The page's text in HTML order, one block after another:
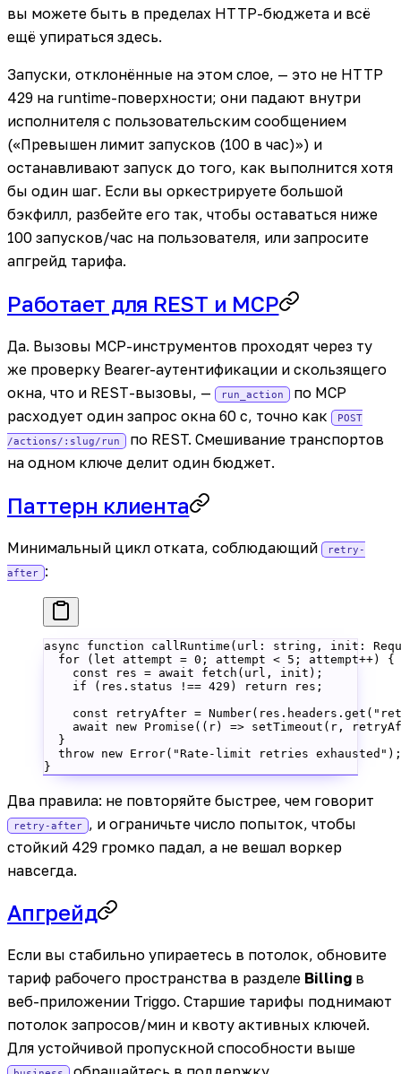
вы можете быть в пределах HTTP-бюджета и всё
ещё упираться здесь.
Запуски, отклонённые на этом слое, — это не HTTP
429 на runtime-поверхности; они падают внутри
исполнителя с пользовательским сообщением
(«Превышен лимит запусков (100 в час)») и
останавливают запуск до того, как выполнится хотя
бы один шаг. Если вы оркестрируете большой
бэкфилл, разбейте его так, чтобы оставаться ниже
100 запусков/час на пользователя, или запросите
апгрейд тарифа.
Работает для REST и MCP
Да. Вызовы MCP-инструментов проходят через ту
же проверку Bearer-аутентификации и скользящего
окна, что и REST-вызовы, —
run_action
по MCP
расходует один запрос окна 60 с, точно как
POST
/actions/:slug/run
по REST. Смешивание транспортов
на одном ключе делит один бюджет.
Паттерн клиента
Минимальный цикл отката, соблюдающий
retry-
after :
async function callRuntime ( url : string , init :
  for
( let attempt = 0 ; attempt < 5 ; attempt++) {
    const
res = await fetch (url, init);
    if
(res.status !== 429 ) return res;
    const
retryAfter = Number(res.headers. get (
    await
new Promise (( r) => setTimeout (r,
  }
  throw
new Error( "Rate-limit retries exhausted" );
}
Два правила: не повторяйте быстрее, чем говорит
retry-after , и ограничьте число попыток, чтобы
стойкий 429 громко падал, а не вешал воркер
навсегда.
Апгрейд
Если вы стабильно упираетесь в потолок, обновите
тариф рабочего пространства в разделе Billing в
веб-приложении Triggo. Старшие тарифы поднимают
потолок запросов/мин и квоту активных ключей.
Для устойчивой пропускной способности выше